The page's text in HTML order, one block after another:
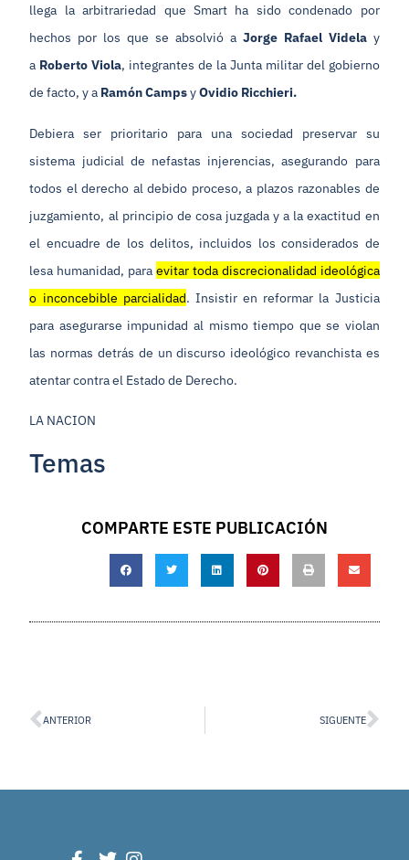
llega la arbitrariedad que Smart ha sido condenado por
hechos por los que se absolvió a Jorge Rafael Videlay
a Roberto Viola, integrantes de la Junta militar del gobierno
de facto, y a Ramón CampsyOvidio Ricchieri.
Debiera ser prioritario para una sociedad preservar su
sistema judicial de nefastas injerencias, asegurando para
todos el derecho al debido proceso, a plazos razonables de
juzgamiento, al principio de cosa juzgada y a la exactitud en
el encuadre de los delitos, incluidos los considerados de
lesa humanidad, para evitar toda discrecionalidad ideológica
o inconcebible parcialidad. Insistir en reformar la Justicia
para asegurarse impunidad al mismo tiempo que se violan
las normas detrás de un discurso ideológico revanchista es
atentar contra el Estado de Derecho.
LA NACION
Temas
COMPARTE ESTE PUBLICACIÓN
ANTERIOR SIGUENTE